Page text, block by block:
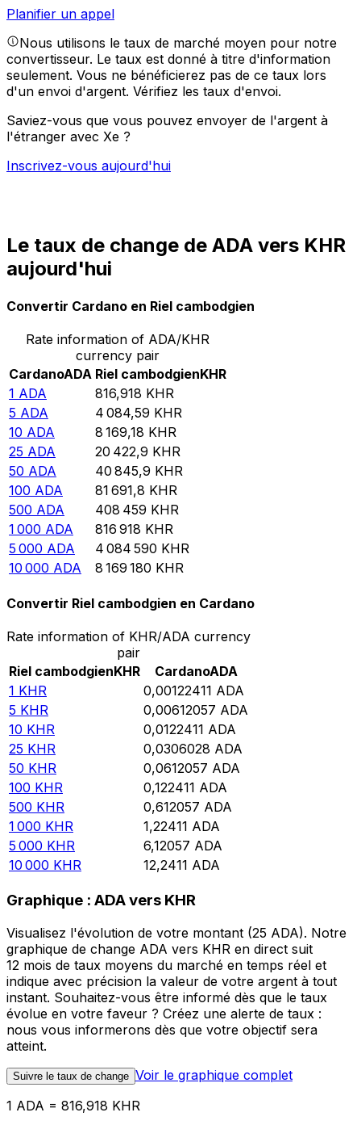
Planifier un appel
Nous utilisons le taux de marché moyen pour notre
convertisseur. Le taux est donné à titre d'information
seulement. Vous ne bénéficierez pas de ce taux lors
d'un envoi d'argent. Vérifiez les taux d'envoi.
Saviez-vous que vous pouvez envoyer de l'argent à
l'étranger avec Xe ?
Inscrivez-vous aujourd'hui
Le taux de change de ADA vers KHR
aujourd'hui
Convertir Cardano en Riel cambodgien
Rate information of ADA/KHR
currency pair
CardanoADA Riel cambodgienKHR
1 ADA 816,918 KHR
5 ADA 4 084,59 KHR
10 ADA 8 169,18 KHR
25 ADA 20 422,9 KHR
50 ADA 40 845,9 KHR
100 ADA 81 691,8 KHR
500 ADA 408 459 KHR
1 000 ADA 816 918 KHR
5 000 ADA 4 084 590 KHR
10 000 ADA 8 169 180 KHR
Convertir Riel cambodgien en Cardano
Rate information of KHR/ADA currency
pair
Riel cambodgienKHR CardanoADA
1 KHR 0,00122411 ADA
5 KHR 0,00612057 ADA
10 KHR 0,0122411 ADA
25 KHR 0,0306028 ADA
50 KHR 0,0612057 ADA
100 KHR 0,122411 ADA
500 KHR 0,612057 ADA
1 000 KHR 1,22411 ADA
5 000 KHR 6,12057 ADA
10 000 KHR 12,2411 ADA
Graphique : ADA vers KHR
Visualisez l'évolution de votre montant (25 ADA). Notre
graphique de change ADA vers KHR en direct suit
12 mois de taux moyens du marché en temps réel et
indique avec précision la valeur de votre argent à tout
instant. Souhaitez-vous être informé dès que le taux
évolue en votre faveur ? Créez une alerte de taux :
nous vous informerons dès que votre objectif sera
atteint.
Suivre le taux de change Voir le graphique complet
1 ADA = 816,918 KHR